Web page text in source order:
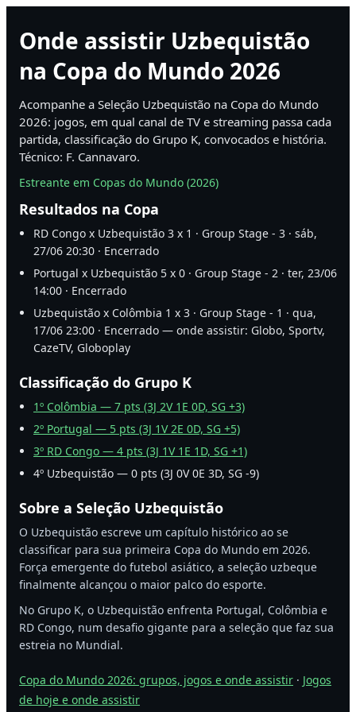
Onde assistir Uzbequistão
na Copa do Mundo 2026
Acompanhe a Seleção Uzbequistão na Copa do Mundo
2026: jogos, em qual canal de TV e streaming passa cada
partida, classificação do Grupo K, convocados e história.
Técnico: F. Cannavaro.
Estreante em Copas do Mundo (2026)
Resultados na Copa
RD Congo x Uzbequistão 3 x 1 · Group Stage - 3 · sáb,
27/06 20:30 · Encerrado
Portugal x Uzbequistão 5 x 0 · Group Stage - 2 · ter, 23/06
14:00 · Encerrado
Uzbequistão x Colômbia 1 x 3 · Group Stage - 1 · qua,
17/06 23:00 · Encerrado — onde assistir: Globo, Sportv,
CazeTV, Globoplay
Classificação do Grupo K
1º Colômbia — 7 pts (3J 2V 1E 0D, SG +3)
2º Portugal — 5 pts (3J 1V 2E 0D, SG +5)
3º RD Congo — 4 pts (3J 1V 1E 1D, SG +1)
4º Uzbequistão — 0 pts (3J 0V 0E 3D, SG -9)
Sobre a Seleção Uzbequistão
O Uzbequistão escreve um capítulo histórico ao se
classificar para sua primeira Copa do Mundo em 2026.
Força emergente do futebol asiático, a seleção uzbeque
finalmente alcançou o maior palco do esporte.
No Grupo K, o Uzbequistão enfrenta Portugal, Colômbia e
RD Congo, num desafio gigante para a seleção que faz sua
estreia no Mundial.
Copa do Mundo 2026: grupos, jogos e onde assistir · Jogos
de hoje e onde assistir